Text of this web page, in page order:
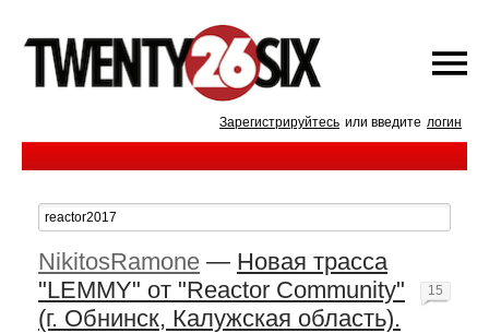
Зарегистрируйтесь или введите логин
NikitosRamone — Новая трасса
"LEMMY" от "Reactor Community"
(г. Обнинск, Калужская область).
15